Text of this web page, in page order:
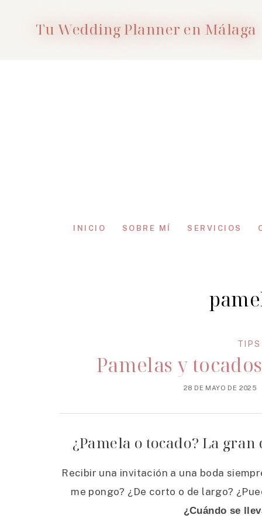
Tu Wedding Planner en Málaga
INICIO SOBRE MÍ SERVICIOS
TIPS
Pamelas y
28 DE MAYO DE 2025
¿Pamela o tocado? La
Recibir una invitación a una boda
me pongo? ¿De corto o de largo?
¿Cuándo se